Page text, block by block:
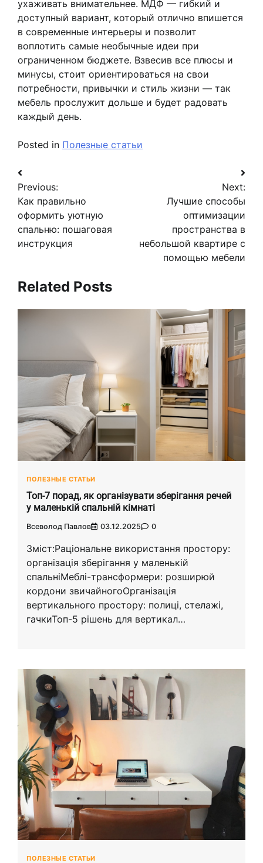
ухаживать внимательнее. МДФ — гибкий и
доступный вариант, который отлично впишется
в современные интерьеры и позволит
воплотить самые необычные идеи при
ограниченном бюджете. Взвесив все плюсы и
минусы, стоит ориентироваться на свои
потребности, привычки и стиль жизни — так
мебель прослужит дольше и будет радовать
каждый день.
Posted in Полезные статьи
Навигация
по
записям
Previous:
Как правильно
оформить уютную
спальню: пошаговая
инструкция
Next:
Лучшие способы
оптимизации
пространства в
небольшой квартире с
помощью мебели
Related Posts
ПОЛЕЗНЫЕ СТАТЬИ
Топ-7 порад, як організувати зберігання речей
у маленькій спальній кімнаті
Всеволод Павлов 03.12.2025 0
Зміст:Раціональне використання простору:
організація зберігання у маленькій
спальніМеблі-трансформери: розширюй
кордони звичайногоОрганізація
вертикального простору: полиці, стелажі,
гачкиТоп-5 рішень для вертикал…
ПОЛЕЗНЫЕ СТАТЬИ